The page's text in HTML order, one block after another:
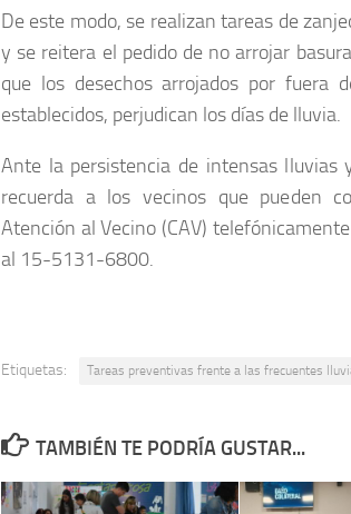
De este modo, se realizan tareas de
y se reitera el pedido de no arrojar
que los desechos arrojados por fuera
establecidos, perjudican los días de lluvia.
Ante la persistencia de intensas lluvias
recuerda a los vecinos que pueden
Atención al Vecino (CAV)
al 15-5131-6800.​
Etiquetas: Tareas preventivas frente a las frecuentes
TAMBIÉN TE PODRÍA GUSTAR...